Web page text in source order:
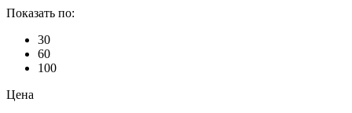
Показать по:
30
60
100
Цена